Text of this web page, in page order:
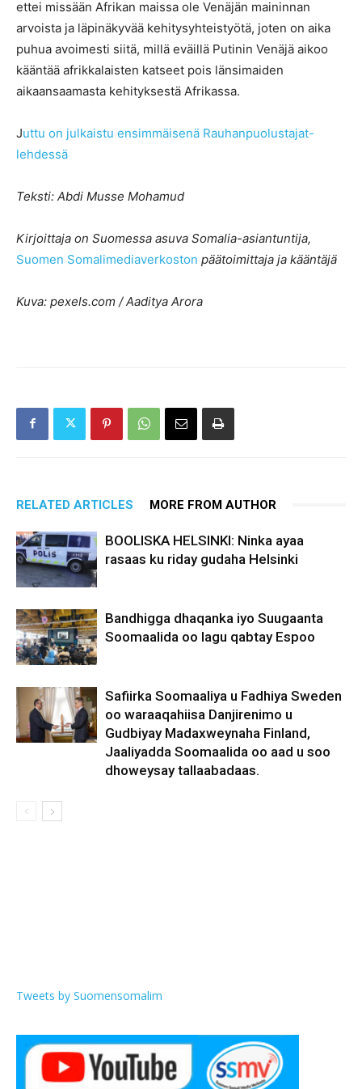
ettei missään Afrikan maissa ole Venäjän maininnan
arvoista ja läpinäkyvää kehitysyhteistyötä, joten on aika
puhua avoimesti siitä, millä eväillä Putinin Venäjä aikoo
kääntää afrikkalaisten katseet pois länsimaiden
aikaansaamasta kehityksestä Afrikassa.
Juttu on julkaistu ensimmäisenä Rauhanpuolustajat-
lehdessä
Teksti: Abdi Musse Mohamud
Kirjoittaja on Suomessa asuva Somalia-asiantuntija,
Suomen Somalimediaverkoston päätoimittaja ja kääntäjä
Kuva: pexels.com / Aaditya Arora
RELATED ARTICLES MORE FROM AUTHOR
BOOLISKA HELSINKI: Ninka ayaa
rasaas ku riday gudaha Helsinki
Bandhigga dhaqanka iyo Suugaanta
Soomaalida oo lagu qabtay Espoo
Safiirka Soomaaliya u Fadhiya Sweden
oo waraaqahiisa Danjirenimo u
Gudbiyay Madaxweynaha Finland,
Jaaliyadda Soomaalida oo aad u soo
dhoweysay tallaabadaas.
Tweets by Suomensomalim